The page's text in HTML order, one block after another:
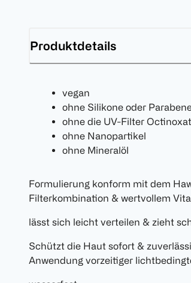
Produktdetails
vegan
ohne Silikone oder
ohne die UV-Filter
ohne Nanopartikel
ohne Mineralöl
Formulierung konform mit dem
Filterkombination & wertvollem
lässt sich leicht verteilen & zieht
Schützt die Haut sofort &
Anwendung vorzeitiger